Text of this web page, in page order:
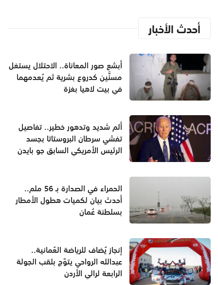
أحدث الأخبار
أبشع صور المعاناة.. الاحتلال يستغل
مسنَّين كدروع بشرية ثم يُعدمهما
في بيت لاهيا بغزة
ألم شديد وتدهور خطير.. تفاصيل
تفشي سرطان البروستاتا بجسد
الرئيس الأمريكي السابق جو بايدن
الحمراء في الصدارة بـ 56 ملم..
أحدث بيان لكميات هطول الأمطار
بسلطنة عُمان
إنجاز يُضاف للرياضة العُمانية..
عبدالله الرواحي يتوّج بلقب الجولة
الرابعة لرالي الأردن